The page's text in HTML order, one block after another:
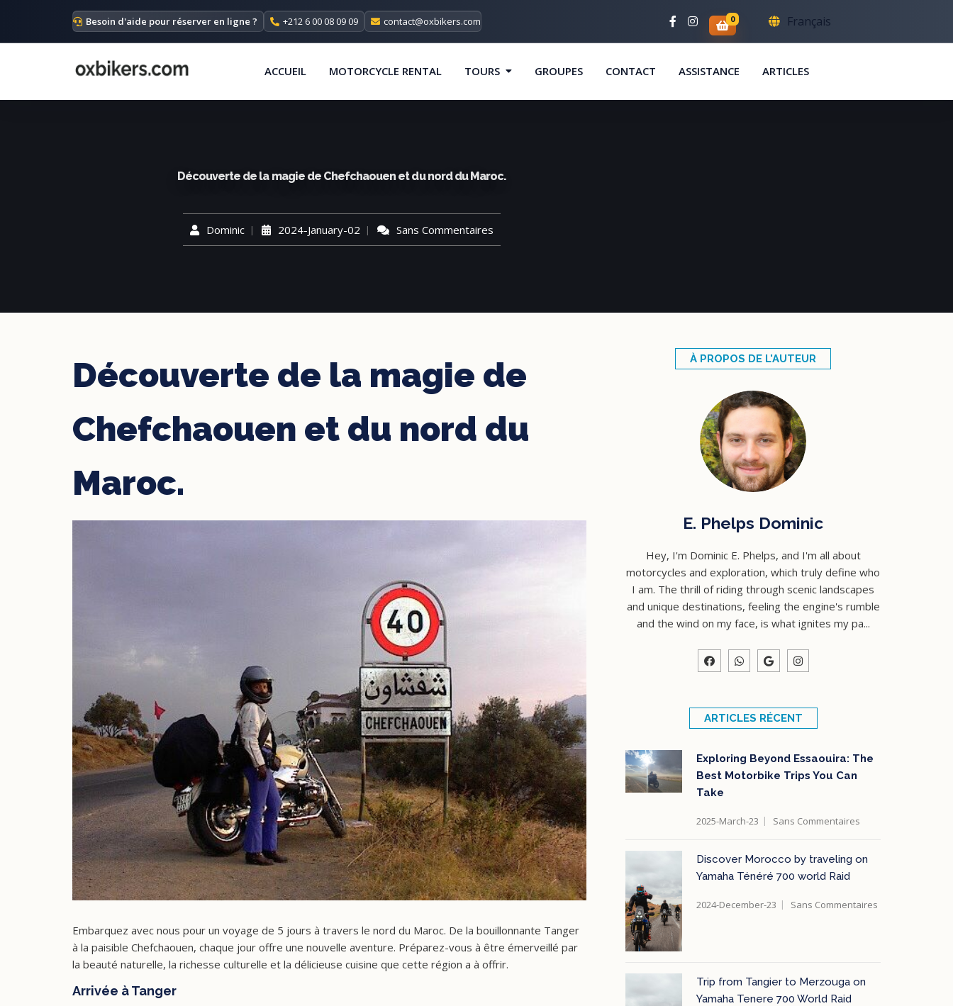
Besoin d'aide pour réserver en ligne ? +212 6 00 08 09 09 contact@oxbikers.com 0 Français
ACCUEIL MOTORCYCLE RENTAL TOURS GROUPES CONTACT ASSISTANCE ARTICLES
Découverte de la magie de Chefchaouen et du nord du Maroc.
Dominic 2024-January-02 Sans Commentaires
Découverte de la magie de
Chefchaouen et du nord du
Maroc.
Embarquez avec nous pour un voyage de 5 jours à travers le nord du Maroc. De la bouillonnante Tanger
à la paisible Chefchaouen, chaque jour offre une nouvelle aventure. Préparez-vous à être émerveillé par
la beauté naturelle, la richesse culturelle et la délicieuse cuisine que cette région a à offrir.
Arrivée à Tanger
À PROPOS DE L'AUTEUR
E. Phelps Dominic
Hey, I'm Dominic E. Phelps, and I'm all about
motorcycles and exploration, which truly define who
I am. The thrill of riding through scenic landscapes
and unique destinations, feeling the engine's rumble
and the wind on my face, is what ignites my pa...
ARTICLES RÉCENT
Exploring Beyond Essaouira: The
Best Motorbike Trips You Can
Take
2025-March-23 Sans Commentaires
Discover Morocco by traveling on
Yamaha Ténéré 700 world Raid
2024-December-23 Sans Commentaires
Trip from Tangier to Merzouga on
Yamaha Tenere 700 World Raid